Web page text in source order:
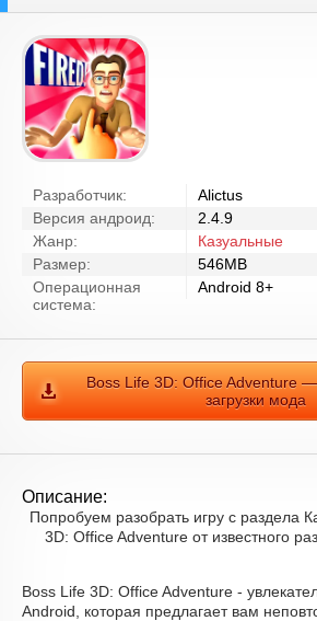
Разработчик:
Alictus
Версия андроид:
2.4.9
Жанр:
Казуальные
Размер:
546MB
Операционная
система:
Android 8+
Boss Life 3D: Office Adventure
загрузки мода
Описание:
Попробуем разобрать игру с раздела
3D: Office Adventure от известного
Boss Life 3D: Office Adventure -
Android, которая предлагает вам